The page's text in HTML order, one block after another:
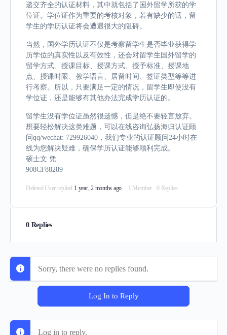
递交齐全的认证材料，其中就包括了国外留学所获的学
位证。学位证作为重要的考核对象，若有缺少的话，留
学生的学历认证将会遭遇很大的阻碍。
当然，国外学历认证不仅是考察留学生是否毕业获得学
历学位的真实性以及有效性，还会对留学生国外留学的
留学方式、授课目标、授课方式、授予标准、授课地
点、授课时限、教学语言、居留时间、签证类型等等进
行考察。所以，只要满足一定的情况，留学生即使没有
学位证，还是能够有其他办法完成学历认证的。
留学生没有学位证虽然很遗憾，但是绝不要轻言放弃。
想要轻松解决这类难题，可以在线咨询弘扬海归认证顾
问qq/wechat: 729926040，我们专业的认证顾问24小时在
线为您解决疑难，确保学历认证能够顺利完成。
硕士文 凭
908CF88289
Deleted User replied 1 year, 2 months ago 1 Member · 0 Replies
0 Replies
Sorry, there were no replies found.
Log In to Reply
Log in to reply.